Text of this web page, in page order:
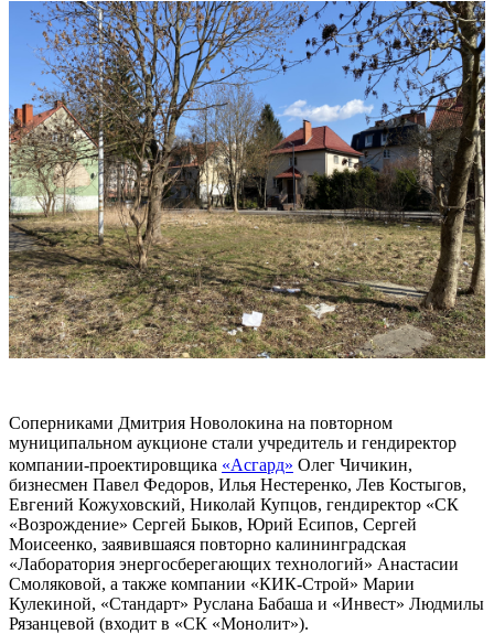
Соперниками Дмитрия Новолокина на повторном
муниципальном аукционе стали учредитель и гендиректор
компании-проектировщика «Асгард» Олег Чичикин,
бизнесмен Павел Федоров, Илья Нестеренко, Лев Костыгов,
Евгений Кожуховский, Николай Купцов, гендиректор «СК
«Возрождение» Сергей Быков, Юрий Есипов, Сергей
Моисеенко, заявившаяся повторно калининградская
«Лаборатория энергосберегающих технологий» Анастасии
Смоляковой, а также компании «КИК-Строй» Марии
Кулекиной, «Стандарт» Руслана Бабаша и «Инвест» Людмилы
Рязанцевой (входит в «СК «Монолит»).